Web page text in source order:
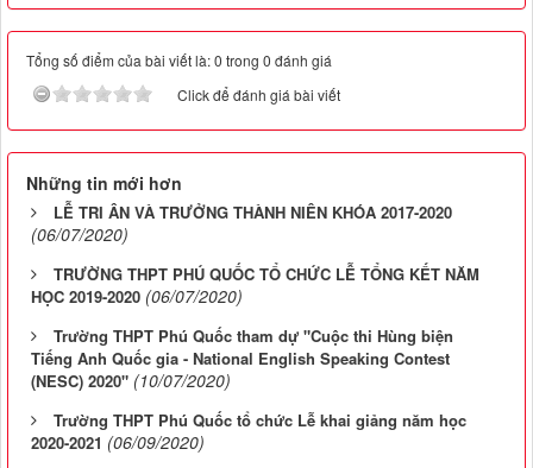
Tổng số điểm của bài viết là: 0 trong 0 đánh giá
Click để đánh giá bài viết
Những tin mới hơn
LỄ TRI ÂN VÀ TRƯỞNG THÀNH NIÊN KHÓA 2017-2020
(06/07/2020)
TRƯỜNG THPT PHÚ QUỐC TỔ CHỨC LỄ TỔNG KẾT NĂM
HỌC 2019-2020 (06/07/2020)
Trường THPT Phú Quốc tham dự "Cuộc thi Hùng biện
Tiếng Anh Quốc gia - National English Speaking Contest
(NESC) 2020" (10/07/2020)
Trường THPT Phú Quốc tổ chức Lễ khai giảng năm học
2020-2021 (06/09/2020)